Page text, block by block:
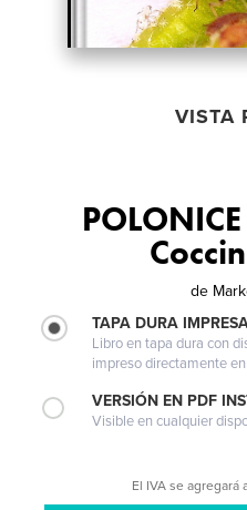
VISTA
de
TAPA DURA
Libro en tapa dura con
impreso directamente
VERSIÓN EN PDF
Visible en cualquier
El IVA se agregará